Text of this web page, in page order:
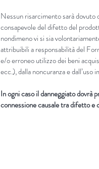
Nessun risarcimento sarà dovuto
consapevole del difetto del
nondimeno vi si sia
attribuibili a responsabilità del
e/o erroneo utilizzo dei beni
ecc.), dalla noncuranza e dall’uso
In ogni caso il danneggiato dovrà
connessione causale tra difetto e